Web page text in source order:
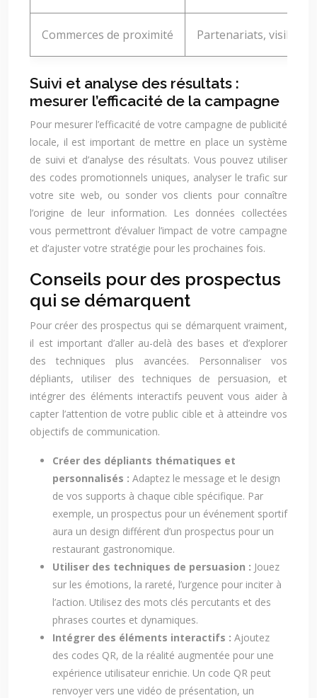
Commerces de proximité Partenariats, visibilité
Suivi et analyse des résultats :
mesurer l’efficacité de la campagne
Pour mesurer l’efficacité de votre campagne de publicité
locale, il est important de mettre en place un système
de suivi et d’analyse des résultats. Vous pouvez utiliser
des codes promotionnels uniques, analyser le trafic sur
votre site web, ou sonder vos clients pour connaître
l’origine de leur information. Les données collectées
vous permettront d’évaluer l’impact de votre campagne
et d’ajuster votre stratégie pour les prochaines fois.
Conseils pour des prospectus
qui se démarquent
Pour créer des prospectus qui se démarquent vraiment,
il est important d’aller au-delà des bases et d’explorer
des techniques plus avancées. Personnaliser vos
dépliants, utiliser des techniques de persuasion, et
intégrer des éléments interactifs peuvent vous aider à
capter l’attention de votre public cible et à atteindre vos
objectifs de communication.
Créer des dépliants thématiques et
personnalisés : Adaptez le message et le design
de vos supports à chaque cible spécifique. Par
exemple, un prospectus pour un événement sportif
aura un design différent d’un prospectus pour un
restaurant gastronomique.
Utiliser des techniques de persuasion : Jouez
sur les émotions, la rareté, l’urgence pour inciter à
l’action. Utilisez des mots clés percutants et des
phrases courtes et dynamiques.
Intégrer des éléments interactifs : Ajoutez
des codes QR, de la réalité augmentée pour une
expérience utilisateur enrichie. Un code QR peut
renvoyer vers une vidéo de présentation, un